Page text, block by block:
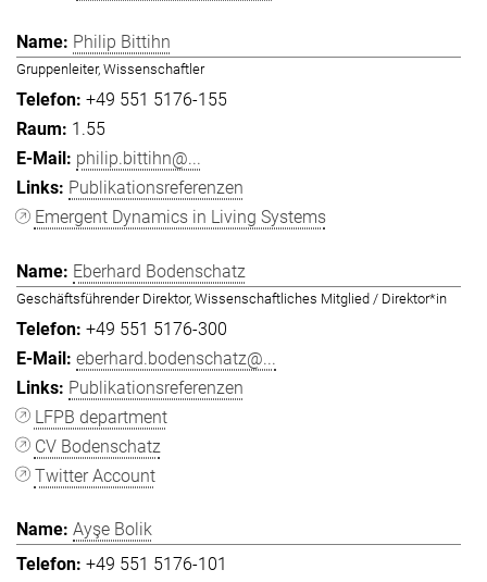
Philip Bittihn
Gruppenleiter, Wissenschaftler
+49 551 5176-155
1.55
philip.bittihn@...
Publikationsreferenzen
Emergent Dynamics in Living Systems
Eberhard Bodenschatz
Geschäftsführender Direktor, Wissenschaftliches Mitglied / Direktor*in
+49 551 5176-300
eberhard.bodenschatz@...
Publikationsreferenzen
LFPB department
CV Bodenschatz
Twitter Account
Ayşe Bolik
+49 551 5176-101